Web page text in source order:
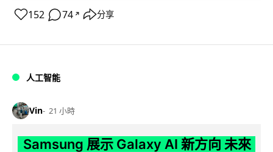
152 74 ↗ 分享
人工智能
Vin 21 小時
Samsung 展示 Galaxy AI 新方向 未來